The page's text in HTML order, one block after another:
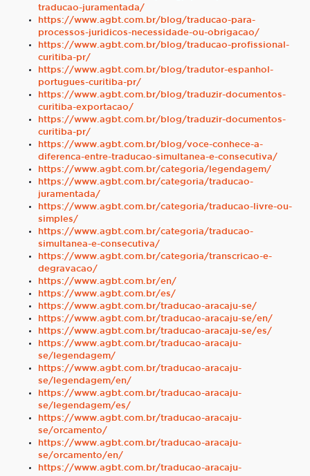
traducao-juramentada/
https://www.agbt.com.br/blog/traducao-para-
processos-juridicos-necessidade-ou-obrigacao/
https://www.agbt.com.br/blog/traducao-profissional-
curitiba-pr/
https://www.agbt.com.br/blog/tradutor-espanhol-
portugues-curitiba-pr/
https://www.agbt.com.br/blog/traduzir-documentos-
curitiba-exportacao/
https://www.agbt.com.br/blog/traduzir-documentos-
curitiba-pr/
https://www.agbt.com.br/blog/voce-conhece-a-
diferenca-entre-traducao-simultanea-e-consecutiva/
https://www.agbt.com.br/categoria/legendagem/
https://www.agbt.com.br/categoria/traducao-
juramentada/
https://www.agbt.com.br/categoria/traducao-livre-ou-
simples/
https://www.agbt.com.br/categoria/traducao-
simultanea-e-consecutiva/
https://www.agbt.com.br/categoria/transcricao-e-
degravacao/
https://www.agbt.com.br/en/
https://www.agbt.com.br/es/
https://www.agbt.com.br/traducao-aracaju-se/
https://www.agbt.com.br/traducao-aracaju-se/en/
https://www.agbt.com.br/traducao-aracaju-se/es/
https://www.agbt.com.br/traducao-aracaju-
se/legendagem/
https://www.agbt.com.br/traducao-aracaju-
se/legendagem/en/
https://www.agbt.com.br/traducao-aracaju-
se/legendagem/es/
https://www.agbt.com.br/traducao-aracaju-
se/orcamento/
https://www.agbt.com.br/traducao-aracaju-
se/orcamento/en/
https://www.agbt.com.br/traducao-aracaju-